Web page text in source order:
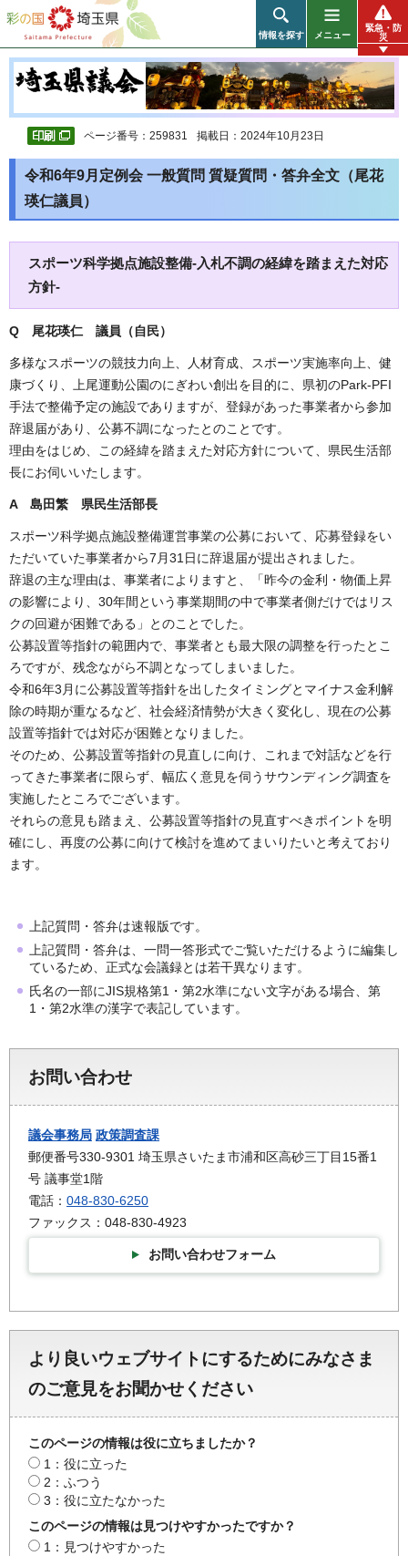
彩の国 埼玉県
情報を探す メニュー
緊急・防
災
ページ番号：259831 掲載日：2024年10月23日
令和6年9月定例会 一般質問 質疑質問・答弁全文（尾花
瑛仁議員）
スポーツ科学拠点施設整備-入札不調の経緯を踏まえた対応
方針-
Q 尾花瑛仁 議員（自民）
多様なスポーツの競技力向上、人材育成、スポーツ実施率向上、健
康づくり、上尾運動公園のにぎわい創出を目的に、県初のPark-PFI
手法で整備予定の施設でありますが、登録があった事業者から参加
辞退届があり、公募不調になったとのことです。
理由をはじめ、この経緯を踏まえた対応方針について、県民生活部
長にお伺いいたします。
A 島田繁 県民生活部長
スポーツ科学拠点施設整備運営事業の公募において、応募登録をい
ただいていた事業者から7月31日に辞退届が提出されました。
辞退の主な理由は、事業者によりますと、「昨今の金利・物価上昇
の影響により、30年間という事業期間の中で事業者側だけではリス
クの回避が困難である」とのことでした。
公募設置等指針の範囲内で、事業者とも最大限の調整を行ったとこ
ろですが、残念ながら不調となってしまいました。
令和6年3月に公募設置等指針を出したタイミングとマイナス金利解
除の時期が重なるなど、社会経済情勢が大きく変化し、現在の公募
設置等指針では対応が困難となりました。
そのため、公募設置等指針の見直しに向け、これまで対話などを行
ってきた事業者に限らず、幅広く意見を伺うサウンディング調査を
実施したところでございます。
それらの意見も踏まえ、公募設置等指針の見直すべきポイントを明
確にし、再度の公募に向けて検討を進めてまいりたいと考えており
ます。
上記質問・答弁は速報版です。
上記質問・答弁は、一問一答形式でご覧いただけるように編集し
ているため、正式な会議録とは若干異なります。
氏名の一部にJIS規格第1・第2水準にない文字がある場合、第
1・第2水準の漢字で表記しています。
お問い合わせ
議会事務局 政策調査課
郵便番号330-9301 埼玉県さいたま市浦和区高砂三丁目15番1
号 議事堂1階
電話： 048-830-6250
ファックス：048-830-4923
お問い合わせフォーム
より良いウェブサイトにするためにみなさま
のご意見をお聞かせください
このページの情報は役に立ちましたか？
1：役に立った
2：ふつう
3：役に立たなかった
このページの情報は見つけやすかったですか？
1：見つけやすかった